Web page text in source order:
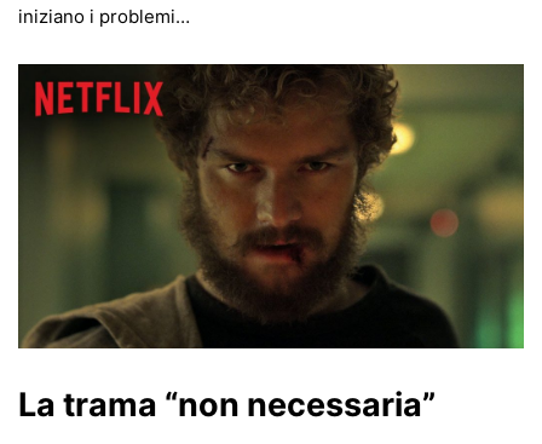
iniziano i problemi…
La trama “non necessaria”